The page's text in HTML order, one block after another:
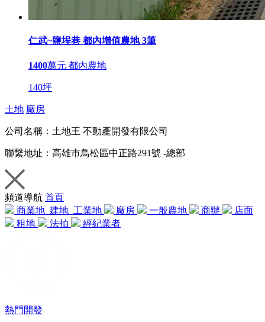
仁武~鹽埕巷 都內增值農地 3筆
1400萬元 都內農地
140坪
土地 廠房
公司名稱： 土地王 不動產開發有限公司
聯繫地址： 高雄市鳥松區中正路291號 -總部
頻道導航 首頁
商業地 建地 工業地 廠房 一般農地 商辦
店面
租地
法拍 經紀業者
熱門開發